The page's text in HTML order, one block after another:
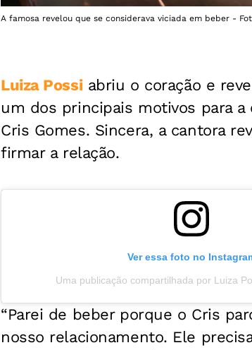
A famosa revelou que se considerava viciada em beber -
Luiza Possiabriu o coração e
um dos principais motivos para
Cris Gomes. Sincera, a cantora
firmar a relação.
Ver essa foto no
Uma publicação compartilhada por Luiza
“Parei de beber porque o Cris
nosso relacionamento. Ele